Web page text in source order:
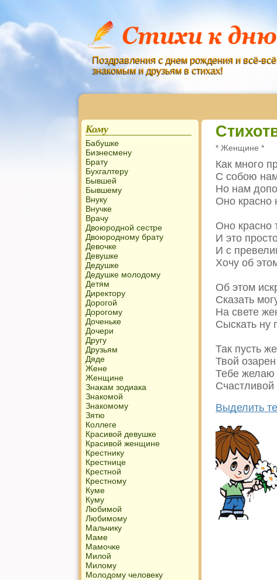
Поздравления с днем рождения и всё-
знакомым и друзьям в стихах!
* Женщине *
Как много
С собою
Но нам
Оно красно
Оно красно
И это
И с
Хочу об
Об этом
Сказать
На свете
Сыскать ну
Так пусть
Твой
Тебе желаю
Счастливой
Выделить
Кому
Бабушке
Бизнесмену
Брату
Бухгалтеру
Бывшей
Бывшему
Внуку
Внучке
Врачу
Двоюродной сестре
Двоюродному брату
Девочке
Девушке
Дедушке
Дедушке молодому
Детям
Директору
Дорогой
Дорогому
Доченьке
Дочери
Другу
Друзьям
Дяде
Жене
Женщине
Знакам зодиака
Знакомой
Знакомому
Зятю
Коллеге
Красивой девушке
Красивой женщине
Крестнику
Крестнице
Крестной
Крестному
Куме
Куму
Любимой
Любимому
Мальчику
Маме
Мамочке
Милой
Милому
Молодому человеку